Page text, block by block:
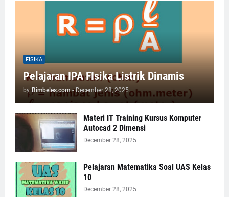
FISIKA
Pelajaran IPA FIsika Listrik Dinamis
by Bimbeles.com - December 28, 2025
Materi IT Training Kursus Komputer
Autocad 2 Dimensi
December 28, 2025
Pelajaran Matematika Soal UAS Kelas
10
December 28, 2025